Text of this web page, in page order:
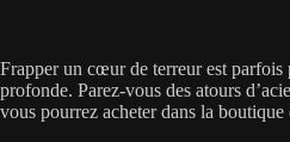
Frapper un cœur de terreur est parfois
profonde. Parez-vous des atours
vous pourrez acheter dans la boutique